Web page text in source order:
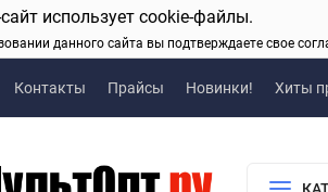
использует cookie-файлы.
данного сайта вы подтверждаете свое
Контакты Прайсы Новинки! Хиты